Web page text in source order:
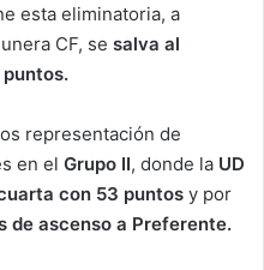
esta eliminatoria, a
CF, se salva al
representación de
en el Grupo II, donde la UD
con 53 puntos y por
de ascenso a Preferente.